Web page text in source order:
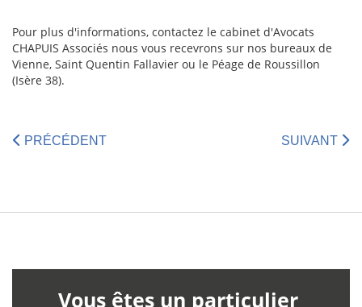
Pour plus d'informations, contactez le cabinet d'Avocats
CHAPUIS Associés nous vous recevrons sur nos bureaux de
Vienne, Saint Quentin Fallavier ou le Péage de Roussillon
(Isère 38).
PRÉCÉDENT SUIVANT
Vous êtes un particulier